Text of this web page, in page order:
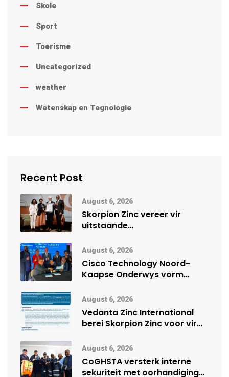
Skole
Sport
Toerisme
Uncategorized
weather
Wetenskap en Tegnologie
Recent Post
August 6, 2026
Skorpion Zinc vereer vir
uitstaande
Namibië Mynbou Ekspo
August 6, 2026
Cisco Technology Noord-
Kaapse Onderwys vorm
vennootskap
August 6, 2026
Vedanta Zinc International
berei Skorpion Zinc voor vir
August 6, 2026
CoGHSTA versterk interne
sekuriteit met oorhandiging